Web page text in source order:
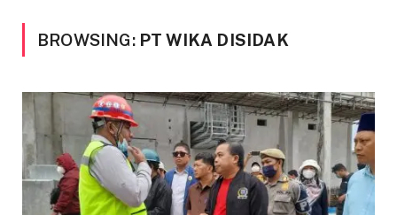
BROWSING: PT WIKA DISIDAK